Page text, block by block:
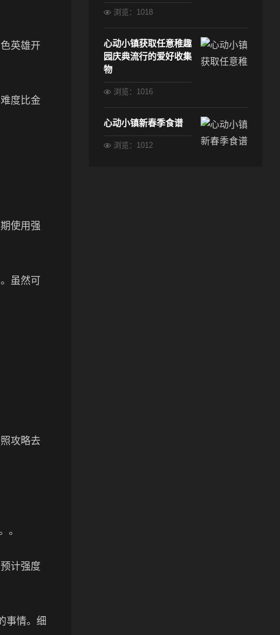
英雄开
度比金
使用强
虽然可
攻略去
。
计强度
事情。细
浏览：1018
心动小镇获取任意稚趣
园庆典流行的爱好收集
物
浏览：1016
心动小镇新春季食谱
浏览：1012